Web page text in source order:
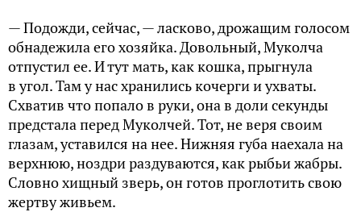
— Подожди, сейчас, — ласково, дрожащим голосом
обнадежила его хозяйка. Довольный, Муколча
отпустил ее. И тут мать, как кошка, прыгнула
в угол. Там у нас хранились кочерги и ухваты.
Схватив что попало в руки, она в доли секунды
предстала перед Муколчей. Тот, не веря своим
глазам, уставился на нее. Нижняя губа наехала на
верхнюю, ноздри раздуваются, как рыбьи жабры.
Словно хищный зверь, он готов проглотить свою
жертву живьем.